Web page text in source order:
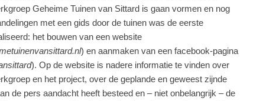
Geheime Tuinen van Sittard is gaan vormen en nog
met een gids door de tuinen was de eerste
het bouwen van een website
) en aanmaken van een facebook-pagina
). Op de website is nadere informatie te vinden over
en het project, over de geplande en geweest zijnde
de pers aandacht heeft besteed en – niet onbelangrijk – de